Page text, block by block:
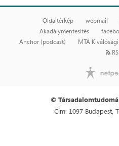
Oldaltérkép webmail
Akadálymentesítés
Anchor (podcast)
MTA
©
Cím: 1097 Budapest,